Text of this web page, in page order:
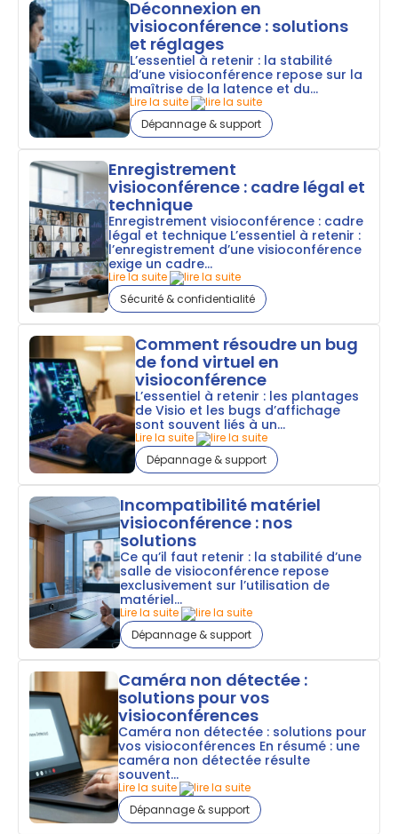
Déconnexion en
visioconférence : solutions
et réglages
L’essentiel à retenir : la stabilité
d’une visioconférence repose sur la
maîtrise de la latence et du...
Lire la suite
Dépannage & support
Enregistrement
visioconférence : cadre légal et
technique
Enregistrement visioconférence : cadre
légal et technique L’essentiel à retenir :
l’enregistrement d’une visioconférence
exige un cadre...
Lire la suite
Sécurité & confidentialité
Comment résoudre un bug
de fond virtuel en
visioconférence
L’essentiel à retenir : les plantages
de Visio et les bugs d’affichage
sont souvent liés à un...
Lire la suite
Dépannage & support
Incompatibilité matériel
visioconférence : nos
solutions
Ce qu’il faut retenir : la stabilité d’une
salle de visioconférence repose
exclusivement sur l’utilisation de
matériel...
Lire la suite
Dépannage & support
Caméra non détectée :
solutions pour vos
visioconférences
Caméra non détectée : solutions pour
vos visioconférences En résumé : une
caméra non détectée résulte
souvent...
Lire la suite
Dépannage & support